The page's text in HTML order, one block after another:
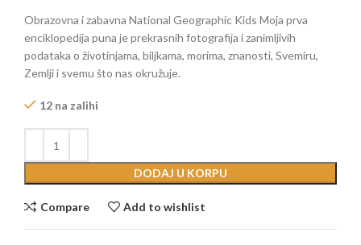
Obrazovna i zabavna National Geographic Kids Moja prva
enciklopedija puna je prekrasnih fotografija i zanimljivih
podataka o životinjama, biljkama, morima, znanosti, Svemiru,
Zemlji i svemu što nas okružuje.
12 na zalihi
DODAJ U KORPU
Compare Add to wishlist